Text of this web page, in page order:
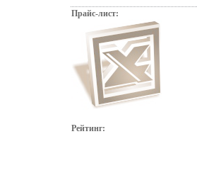
Прайс-лист:
Рейтинг: